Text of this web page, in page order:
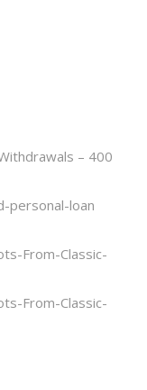
– 400
personal-loan
From-Classic-
From-Classic-